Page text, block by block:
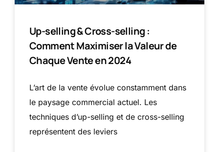
Up-selling & Cross-selling :
Comment Maximiser la Valeur de
Chaque Vente en 2024
L’art de la vente évolue constamment dans
le paysage commercial actuel. Les
techniques d’up-selling et de cross-selling
représentent des leviers